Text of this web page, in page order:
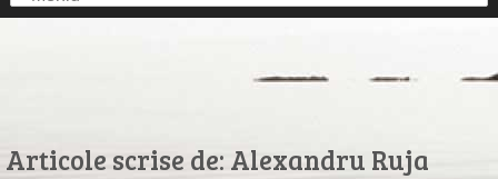
Articole scrise de: Alexandru Ruja